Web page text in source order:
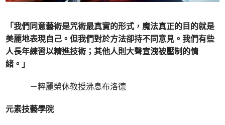
「我們同意藝術是咒術最真實的形式，魔法真正的目的就是
美麗地表現自己。但我們對於方法卻持不同意見。我們有些
人長年練習以精進技術；其他人則大聲宣洩被壓制的情
緒。」
－粹麗榮休教授沸息布洛德
元素技藝學院